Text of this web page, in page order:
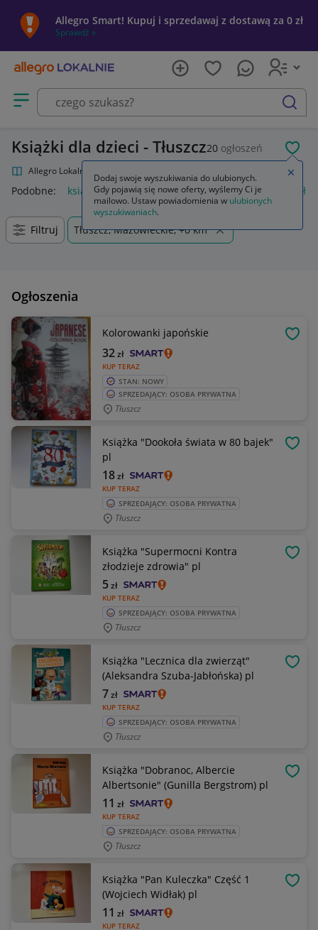
Allegro Smart! Kupuj i sprzedawaj z dostawą za 0 zł
Sprawdź »
Otwórz menu z kategoriami
szukaj
Książki dla dzieci - Tłuszcz20 ogłoszeń
Allegro Lokalnie Książki dla dzieci
Podobne: książki dla dzieci regał na książki dla dzieci
Filtruj Tłuszcz, Mazowieckie, +0 km
Ogłoszenia
Kolorowanki japońskie
KUP TERAZ
32zł
STAN: NOWY
SPRZEDAJĄCY: OSOBA PRYWATNA
Tłuszcz
Książka "Dookoła świata w 80 bajek"
pl
KUP TERAZ
18zł
SPRZEDAJĄCY: OSOBA PRYWATNA
Tłuszcz
Książka "Supermocni Kontra
złodzieje zdrowia" pl
KUP TERAZ
5zł
SPRZEDAJĄCY: OSOBA PRYWATNA
Tłuszcz
Książka "Lecznica dla zwierząt"
(Aleksandra Szuba-Jabłońska) pl
KUP TERAZ
7zł
SPRZEDAJĄCY: OSOBA PRYWATNA
Tłuszcz
Książka "Dobranoc, Albercie
Albertsonie" (Gunilla Bergstrom) pl
KUP TERAZ
11 zł
SPRZEDAJĄCY: OSOBA PRYWATNA
Tłuszcz
Książka "Pan Kuleczka" Część 1
(Wojciech Widłak) pl
KUP TERAZ
11 zł
Dodaj swoje wyszukiwania do ulubionych.
Gdy pojawią się nowe oferty, wyślemy Ci je
mailowo. Ustaw powiadomienia w ulubionych
wyszukiwaniach.